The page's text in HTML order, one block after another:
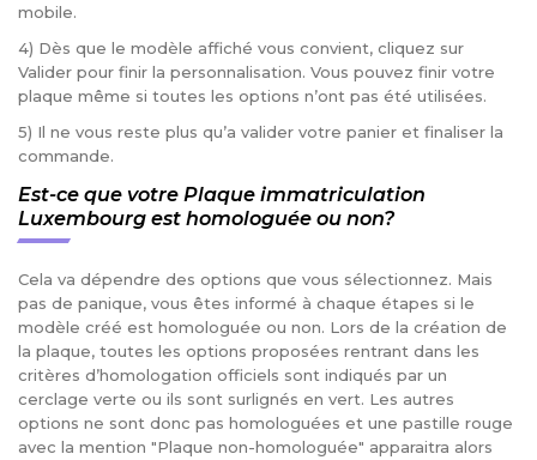
mobile.
4) Dès que le modèle affiché vous convient, cliquez sur
Valider pour finir la personnalisation. Vous pouvez finir votre
plaque même si toutes les options n’ont pas été utilisées.
5) Il ne vous reste plus qu’a valider votre panier et finaliser la
commande.
Est-ce que votre Plaque immatriculation
Luxembourg est homologuée ou non?
Cela va dépendre des options que vous sélectionnez. Mais
pas de panique, vous êtes informé à chaque étapes si le
modèle créé est homologuée ou non. Lors de la création de
la plaque, toutes les options proposées rentrant dans les
critères d’homologation officiels sont indiqués par un
cerclage verte ou ils sont surlignés en vert. Les autres
options ne sont donc pas homologuées et une pastille rouge
avec la mention "Plaque non-homologuée" apparaitra alors